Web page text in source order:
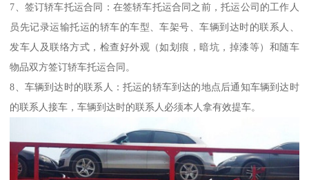
7、签订轿车托运合同：在签轿车托运合同之前，托运公司的工作人
员先记录运输托运的轿车的车型、车架号、车辆到达时的联系人、
发车人及联络方式，检查好外观（如划痕，暗坑，掉漆等）和随车
物品双方签订轿车托运合同。
8、车辆到达时的联系人：托运的轿车到达的地点后通知车辆到达时
的联系人接车，车辆到达时的联系人必须本人拿有效提车。